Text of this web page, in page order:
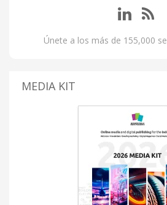
Únete a los más de 155,000
MEDIA KIT